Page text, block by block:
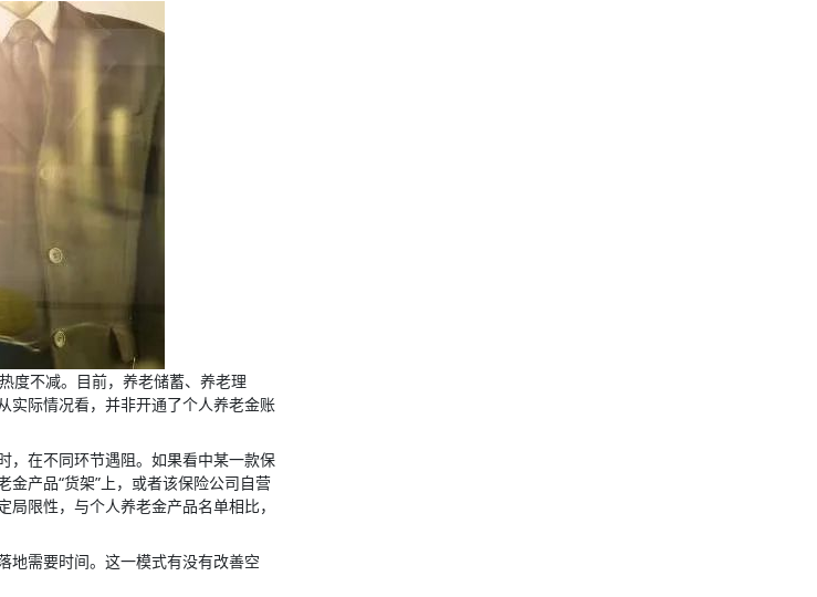
度不减。目前，养老储蓄、养老理
实际情况看，并非开通了个人养老金账
，在不同环节遇阻。如果看中某一款保
产品“货架”上，或者该保险公司自营
限性，与个人养老金产品名单相比，
地需要时间。这一模式有没有改善空